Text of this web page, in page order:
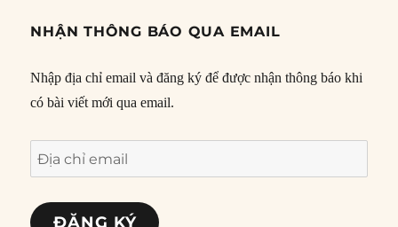
NHẬN THÔNG BÁO QUA EMAIL
Nhập địa chỉ email và đăng ký để được nhận thông báo khi
có bài viết mới qua email.
Địa
chỉ
email
ĐĂNG KÝ